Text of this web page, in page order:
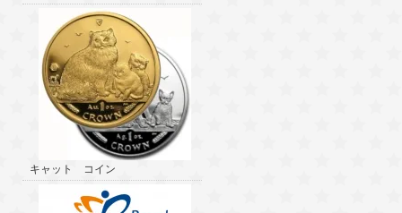
キャット コイン